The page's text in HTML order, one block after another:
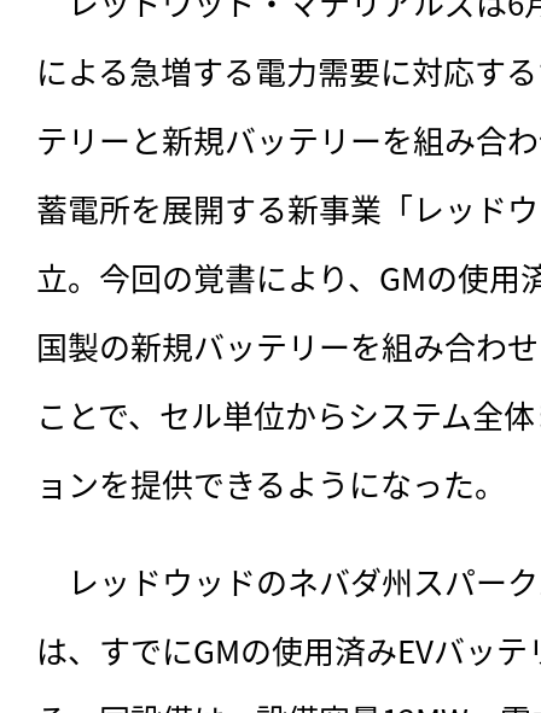
による急増する電力需要に対応す
テリーと新規バッテリーを組み合
蓄電所を展開する新事業「レッド
立。今回の覚書により、GMの使用
国製の新規バッテリーを組み合わ
ことで、セル単位からシステム全
ョンを提供できるようになった。
レッドウッドのネバダ州スパー
は、すでにGMの使用済みEVバッ